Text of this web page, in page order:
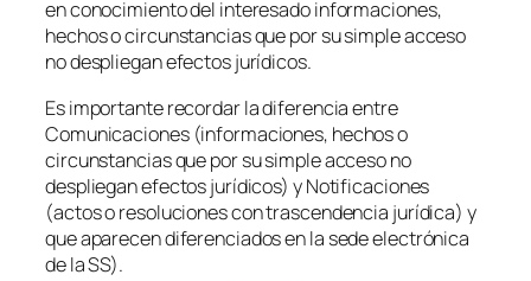
en conocimiento del interesado informaciones,
hechos o circunstancias que por su simple acceso
no despliegan efectos jurídicos.
Es importante recordar la diferencia entre
Comunicaciones (informaciones, hechos o
circunstancias que por su simple acceso no
despliegan efectos jurídicos) y Notificaciones
(actos o resoluciones con trascendencia jurídica) y
que aparecen diferenciados en la sede electrónica
de la SS).